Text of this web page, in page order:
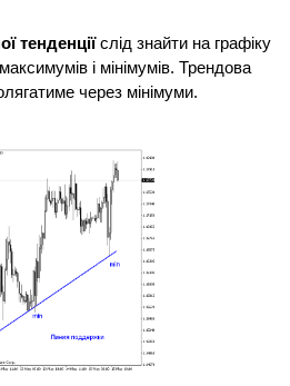
тенденції слід знайти на графіку
і мінімумів. Трендова
через мінімуми.